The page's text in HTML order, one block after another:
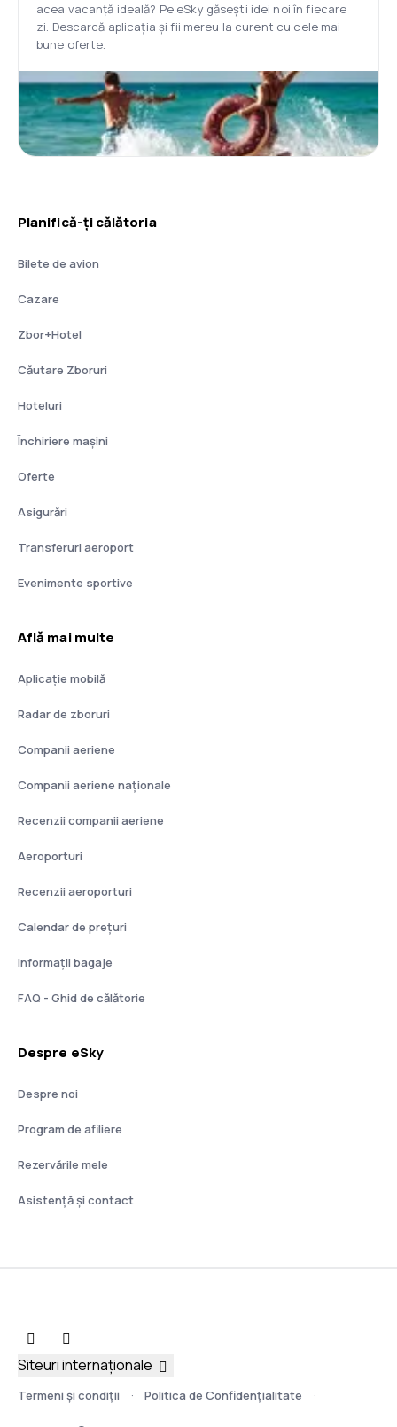
acea vacanță ideală? Pe eSky găsești idei noi în fiecare
zi. Descarcă aplicația și fii mereu la curent cu cele mai
bune oferte.
Planifică-ți călătoria
Bilete de avion
Cazare
Zbor+Hotel
Căutare Zboruri
Hoteluri
Închiriere mașini
Oferte
Asigurări
Transferuri aeroport
Evenimente sportive
Află mai multe
Aplicație mobilă
Radar de zboruri
Companii aeriene
Companii aeriene naţionale
Recenzii companii aeriene
Aeroporturi
Recenzii aeroporturi
Calendar de prețuri
Informații bagaje
FAQ - Ghid de călătorie
Despre eSky
Despre noi
Program de afiliere
Rezervările mele
Asistenţă şi contact
Termeni şi condiţii Politica de Confidențialitate
Siteuri internaționale